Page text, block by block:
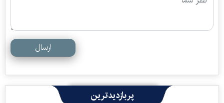
ارسال
پربازدیدترین